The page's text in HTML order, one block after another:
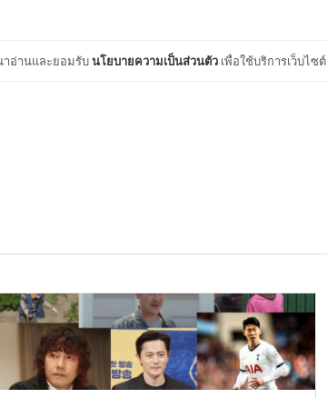
าอ่านและยอมรับนโยบายความเป็นส่วนตัว เพื่อใช้บริการเว็บไซต์